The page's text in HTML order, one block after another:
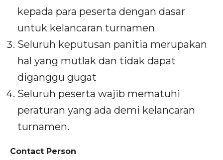
kepada para peserta dengan dasar
untuk kelancaran turnamen
Seluruh keputusan panitia merupakan
hal yang mutlak dan tidak dapat
diganggu gugat
Seluruh peserta wajib mematuhi
peraturan yang ada demi kelancaran
turnamen.
Contact Person